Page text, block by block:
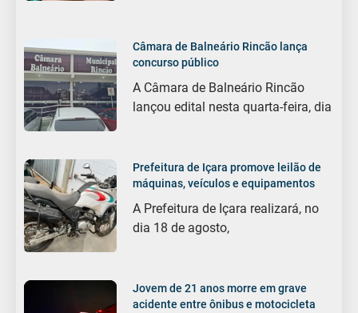
Câmara de Balneário Rincão lança
concurso público
A Câmara de Balneário Rincão
lançou edital nesta quarta-feira, dia
Prefeitura de Içara promove leilão de
máquinas, veículos e equipamentos
A Prefeitura de Içara realizará, no
dia 18 de agosto,
Jovem de 21 anos morre em grave
acidente entre ônibus e motocicleta